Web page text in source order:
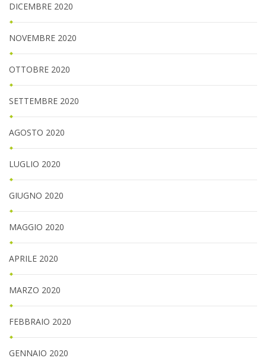
DICEMBRE 2020
NOVEMBRE 2020
OTTOBRE 2020
SETTEMBRE 2020
AGOSTO 2020
LUGLIO 2020
GIUGNO 2020
MAGGIO 2020
APRILE 2020
MARZO 2020
FEBBRAIO 2020
GENNAIO 2020